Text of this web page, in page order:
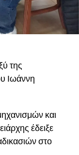
της
Ιωάννη
και
έδειξε
στο